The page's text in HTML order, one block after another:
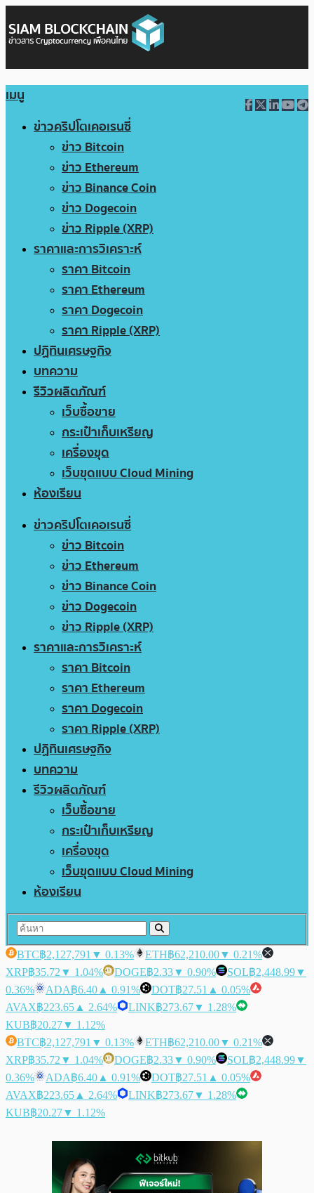
เมนู
ข่าวคริปโตเคอเรนซี่
ข่าว Bitcoin
ข่าว Ethereum
ข่าว Binance Coin
ข่าว Dogecoin
ข่าว Ripple (XRP)
ราคาและการวิเคราะห์
ราคา Bitcoin
ราคา Ethereum
ราคา Dogecoin
ราคา Ripple (XRP)
ปฏิทินเศรษฐกิจ
บทความ
รีวิวผลิตภัณฑ์
เว็บซื้อขาย
กระเป๋าเก็บเหรียญ
เครื่องขุด
เว็บขุดแบบ Cloud Mining
ห้องเรียน
ข่าวคริปโตเคอเรนซี่
ข่าว Bitcoin
ข่าว Ethereum
ข่าว Binance Coin
ข่าว Dogecoin
ข่าว Ripple (XRP)
ราคาและการวิเคราะห์
ราคา Bitcoin
ราคา Ethereum
ราคา Dogecoin
ราคา Ripple (XRP)
ปฏิทินเศรษฐกิจ
บทความ
รีวิวผลิตภัณฑ์
เว็บซื้อขาย
กระเป๋าเก็บเหรียญ
เครื่องขุด
เว็บขุดแบบ Cloud Mining
ห้องเรียน
BTC฿2,127,791 ▼ 0.13% ETH฿62,210.00▼ 0.21%
XRP฿35.72 ▼ 1.04% DOGE฿2.33▼ 0.90% SOL฿2,448.99▼
0.36%
ADA฿6.40 ▲ 0.91% DOT฿27.51 ▲ 0.05%
AVAX฿223.65 ▲ 2.64% LINK฿273.67▼ 1.28%
KUB฿20.27▼ 1.12%
BTC฿2,127,791 ▼ 0.13% ETH฿62,210.00▼ 0.21%
XRP฿35.72 ▼ 1.04% DOGE฿2.33▼ 0.90% SOL฿2,448.99▼
0.36%
ADA฿6.40 ▲ 0.91% DOT฿27.51 ▲ 0.05%
AVAX฿223.65 ▲ 2.64% LINK฿273.67▼ 1.28%
KUB฿20.27▼ 1.12%